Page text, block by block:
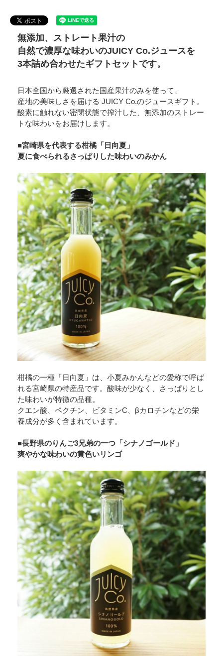
無添加、ストレート果汁の
自然で濃厚な味わいのJUICY Co.ジュースを
3本詰め合わせたギフトセットです。
日本全国から厳選された国産果汁のみを使って、
産地の美味しさを届ける JUICY Co.のジュースギフト。
酸素に触れない密閉状態で搾汁した、無添加のストレー
トな味わいをお届けします。
■宮崎県を代表する柑橘「日向夏」
夏に食べられるさっぱりした味わいのみかん
柑橘の一種「日向夏」は、小夏みかんなどの愛称で呼ば
れる宮崎県の特産品です。酸味が少なく、さっぱりとし
た味わいが特徴の品種。
クエン酸、ペクチン、ビタミンC、βカロチンなどの栄
養成分が多く含まれています。
■長野県のりんご3兄弟の一つ「シナノゴールド」
爽やかな味わいの黄色いリンゴ